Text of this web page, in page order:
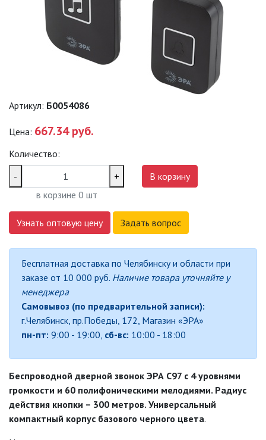
САДОВЫЕ ФАСАДНЫЕ
СВЕТИЛЬНИКИ
СВЕТИЛЬНИКИ ДЛЯ РОСТА
РАСТЕНИЙ (ФИТОСВЕТИЛЬНИКИ)
АКСЕССУАРЫ ДЛЯ
ДЕКОРАТИВНЫЕ СВЕТИЛЬНИКИ
ИЗОЛЯЦИОННАЯ ЛЕНТА
ИНФРАКРАСНЫЕ ЛАМПЫ
ИСТОЧНИКИ СВЕТА
КАБЕЛЕНЕСУЩИЕ СИСТЕМЫ
КАБЕЛЬ
Артикул: Б0054086
Цена: 667.34 руб.
Количество:
-
+
в корзине 0 шт
В корзину
Узнать оптовую цену Задать вопрос
Бесплатная доставка по Челябинску и области при
заказе от 10 000 руб. Наличие товара уточняйте у
менеджера
Самовывоз (по предварительной записи):
г.Челябинск, пр.Победы, 172, Магазин «ЭРА»
пн-пт: 9:00 - 19:00, сб-вс: 10:00 - 18:00
Беспроводной дверной звонок ЭРА С97 с 4 уровнями
громкости и 60 полифоническими мелодиями. Радиус
действия кнопки – 300 метров. Универсальный
компактный корпус базового черного цвета.